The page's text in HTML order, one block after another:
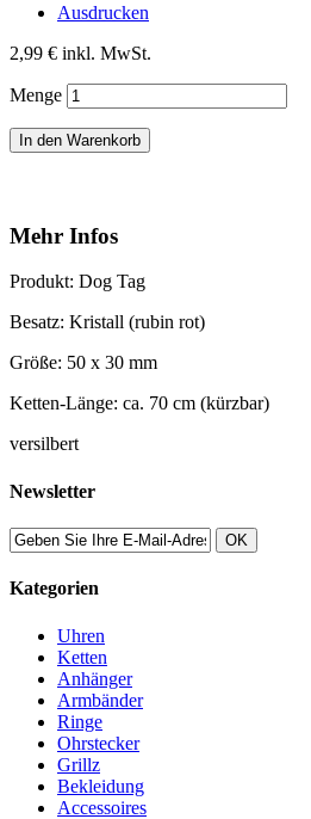
Ausdrucken
2,99 € inkl. MwSt.
Menge
In den Warenkorb
Mehr Infos
Produkt: Dog Tag
Besatz: Kristall (rubin rot)
Größe: 50 x 30 mm
Ketten-Länge: ca. 70 cm (kürzbar)
versilbert
Newsletter
OK
Kategorien
Uhren
Ketten
Anhänger
Armbänder
Ringe
Ohrstecker
Grillz
Bekleidung
Accessoires